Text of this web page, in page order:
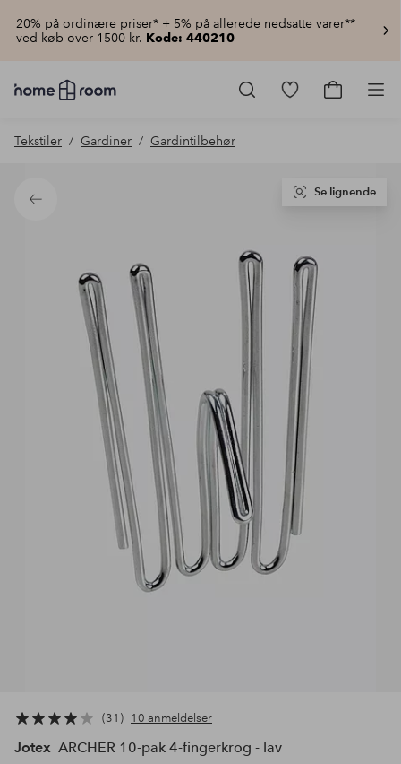
20% på ordinære priser* + 5% på allerede nedsatte varer**
ved køb over 1500 kr. Kode: 440210
Homeroom
–
hjemmet
pris
Gå
Gå
Tekstiler Gardiner Gardintilbehør
Tilbage
Se lignende
31 10 anmeldelser
Jotex ARCHER 10-pak 4-fingerkrog - lav